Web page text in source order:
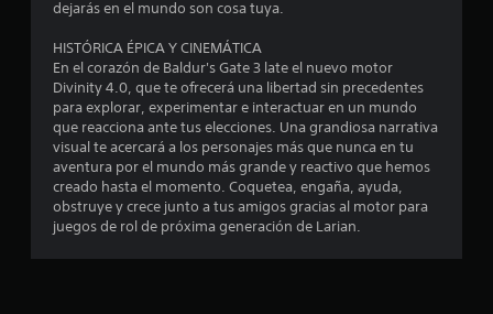
e
c
i
n
c
dejarás en el mundo son cosa tuya.
HISTÓRICA ÉPICA Y CINEMÁTICA
En el corazón de Baldur's Gate 3 late el nuevo motor
Divinity 4.0, que te ofrecerá una libertad sin precedentes
para explorar, experimentar e interactuar en un mundo
que reacciona ante tus elecciones. Una grandiosa narrativa
visual te acercará a los personajes más que nunca en tu
aventura por el mundo más grande y reactivo que hemos
creado hasta el momento. Coquetea, engaña, ayuda,
obstruye y crece junto a tus amigos gracias al motor para
juegos de rol de próxima generación de Larian.